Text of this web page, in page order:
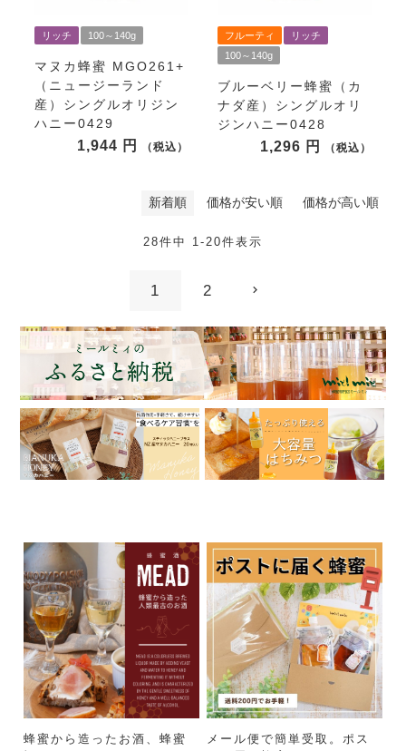
リッチ 100～140g
マヌカ蜂蜜 MGO261+
（ニュージーランド
産）シングルオリジン
ハニー0429
1,944 税込
フルーティ
リッチ
100～140g
ブルーベリー蜂蜜（カ
ナダ産）シングルオリ
ジンハニー0428
1,296 税込
新着順 価格が安い順 価格が高い順
28件中 1-20件表示
1 2
蜂蜜から造ったお酒、蜂蜜
メール便で簡単受取。ポス